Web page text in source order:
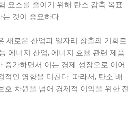
요소를 줄이기 위해 탄소 감축 목표
것이 중요하다.
새로운 산업과 일자리 창출의 기회로
에너지 산업, 에너지 효율 관련 제품
증가하면서 이는 경제 성장으로 이어
적인 영향을 미친다. 따라서, 탄소 배
호 차원을 넘어 경제적 이익을 위한 전